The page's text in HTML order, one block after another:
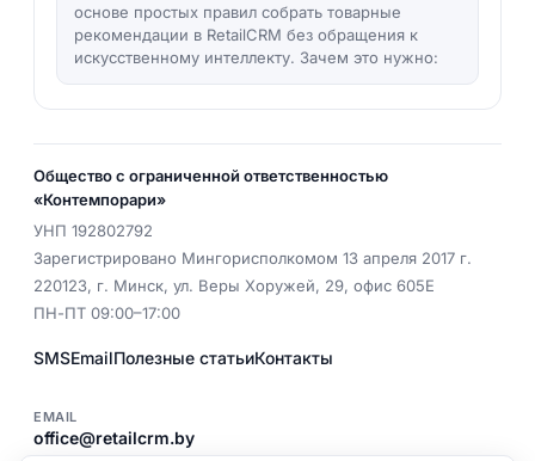
основе простых правил собрать товарные
рекомендации в RetailCRM без обращения к
искусственному интеллекту. Зачем это нужно:
Общество с ограниченной ответственностью
«Контемпорари»
УНП 192802792
Зарегистрировано Мингорисполкомом 13 апреля 2017 г.
220123, г. Минск, ул. Веры Хоружей, 29, офис 605Е
ПН-ПТ 09:00–17:00
SMSEmailПолезные статьиКонтакты
EMAIL
office@retailcrm.by